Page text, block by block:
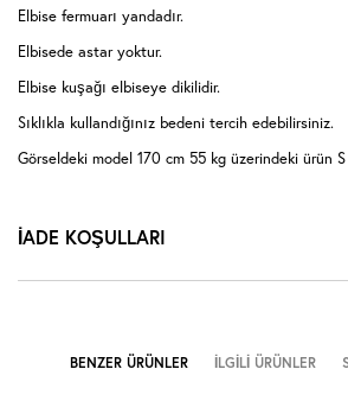
Elbise fermuarı yandadır.
Elbisede astar yoktur.
Elbise kuşağı elbiseye dikilidir.
Sıklıkla kullandığınız bedeni tercih edebilirsiniz.
Görseldeki model 170 cm 55 kg üzerindeki ürün
İADE KOŞULLARI
BENZER ÜRÜNLER İLGILI ÜRÜNLER